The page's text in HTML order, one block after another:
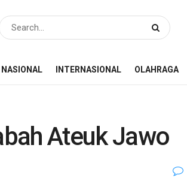
NASIONAL INTERNASIONAL OLAHRAGA
Ateuk Jawo